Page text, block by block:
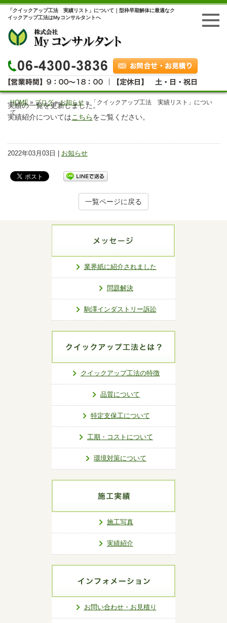
「クイックアップ工法 実績リスト」について｜型枠早期解体に最適なク
イックアップ工法はMyコンサルタントへ
HOME » ブログ»お知らせ »
「クイックアップ工法 実績リスト」につい
て
実績の一覧を更新しました。
実績紹介についてはこちらをご覧ください。
2022年03月03日 | お知らせ
一覧ページに戻る
業界紙に紹介されました
問題解決
駒澤インダストリー訴訟
クイックアップ工法の特徴
品質について
特定支保工について
工期・コストについて
環境対策について
施工写真
実績紹介
お問い合わせ・お見積り